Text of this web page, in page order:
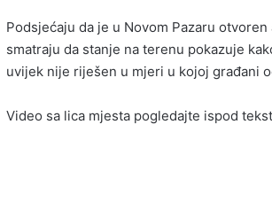
Podsjećaju da je u Novom Pazaru otvoren
smatraju da stanje na terenu pokazuje
uvijek nije riješen u mjeri u kojoj građani
Video sa lica mjesta pogledajte ispod